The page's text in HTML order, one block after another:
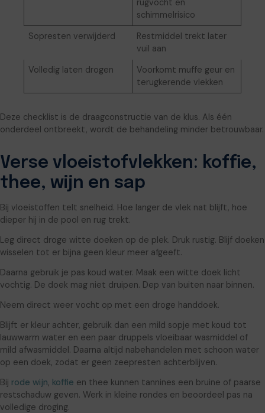
rugvocht en
schimmelrisico
Sopresten verwijderd
Restmiddel trekt later
vuil aan
Volledig laten drogen
Voorkomt muffe geur en
terugkerende vlekken
Deze checklist is de draagconstructie van de klus. Als één
onderdeel ontbreekt, wordt de behandeling minder betrouwbaar.
Verse vloeistofvlekken: koffie,
thee, wijn en sap
Bij vloeistoffen telt snelheid. Hoe langer de vlek nat blijft, hoe
dieper hij in de pool en rug trekt.
Leg direct droge witte doeken op de plek. Druk rustig. Blijf doeken
wisselen tot er bijna geen kleur meer afgeeft.
Daarna gebruik je pas koud water. Maak een witte doek licht
vochtig. De doek mag niet druipen. Dep van buiten naar binnen.
Neem direct weer vocht op met een droge handdoek.
Blijft er kleur achter, gebruik dan een mild sopje met koud tot
lauwwarm water en een paar druppels vloeibaar wasmiddel of
mild afwasmiddel. Daarna altijd nabehandelen met schoon water
op een doek, zodat er geen zeepresten achterblijven.
Bij rode wijn, koffie en thee kunnen tannines een bruine of paarse
restschaduw geven. Werk in kleine rondes en beoordeel pas na
volledige droging.